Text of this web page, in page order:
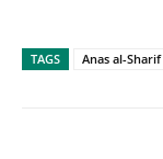
TAGS Anas al-Sharif